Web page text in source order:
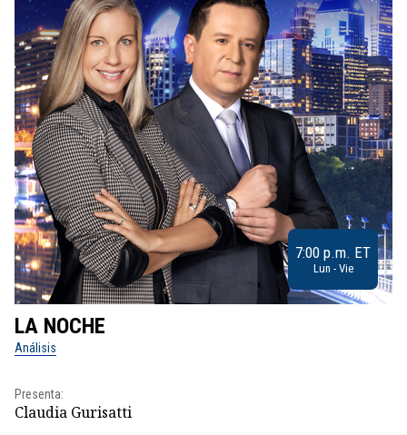
7:00 p.m. ET
Lun - Vie
LA NOCHE
Análisis
Presenta:
Claudia Gurisatti